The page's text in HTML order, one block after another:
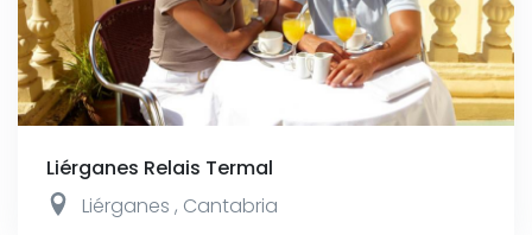
Liérganes Relais Termal
Liérganes , Cantabria